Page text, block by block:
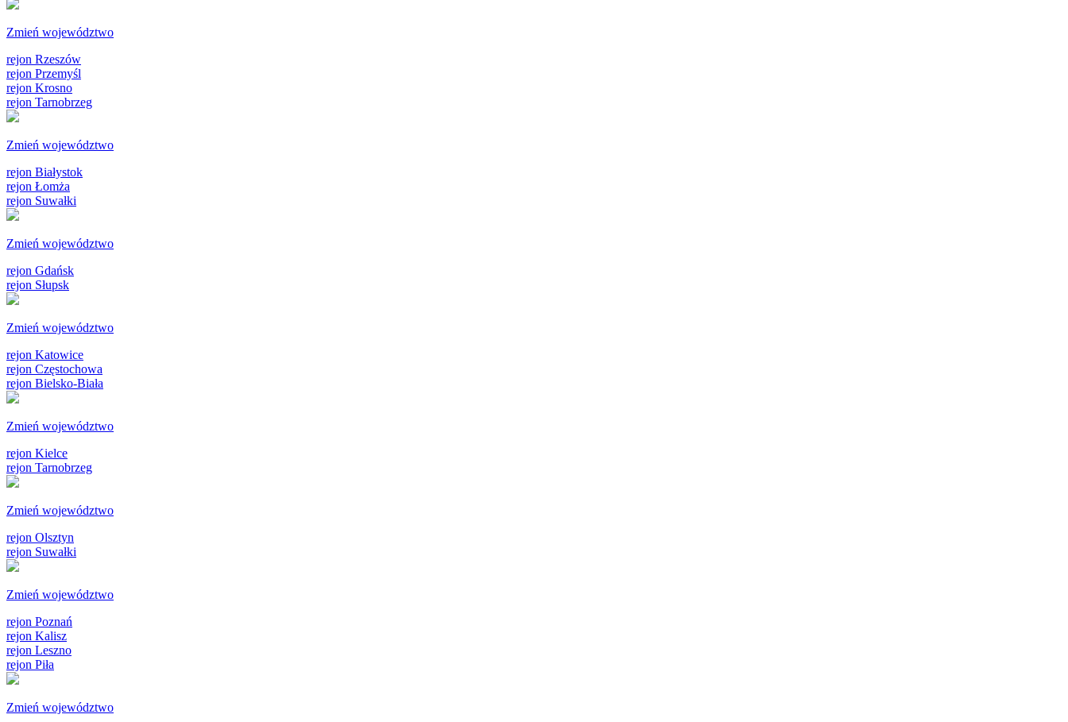
Zmień województwo
rejon Rzeszów
rejon Przemyśl
rejon Krosno
rejon Tarnobrzeg
Zmień województwo
rejon Białystok
rejon Łomża
rejon Suwałki
Zmień województwo
rejon Gdańsk
rejon Słupsk
Zmień województwo
rejon Katowice
rejon Częstochowa
rejon Bielsko-Biała
Zmień województwo
rejon Kielce
rejon Tarnobrzeg
Zmień województwo
rejon Olsztyn
rejon Suwałki
Zmień województwo
rejon Poznań
rejon Kalisz
rejon Leszno
rejon Piła
Zmień województwo